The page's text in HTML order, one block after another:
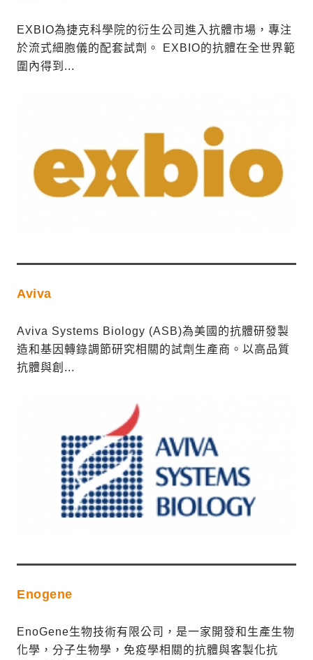
EXBIO為捷克科學院的衍生公司進入抗體市場，專注
於流式細胞儀的配套試劑。 EXBIO的抗體在全世界範
圍內得到...
Aviva
Aviva Systems Biology (ASB)為美國的抗體研發製
造和基因轉錄調節研究相關的試劑生產商。以高品質
抗體與創...
Enogene
EnoGene生物技術有限公司，是一家開發和生產生物
化學，分子生物學，免疫學相關的抗體與客製化抗